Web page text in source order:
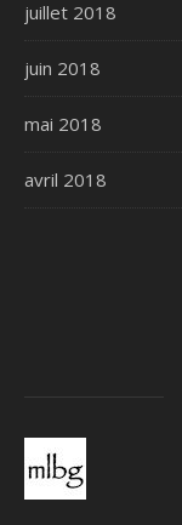
juillet 2018
juin 2018
mai 2018
avril 2018